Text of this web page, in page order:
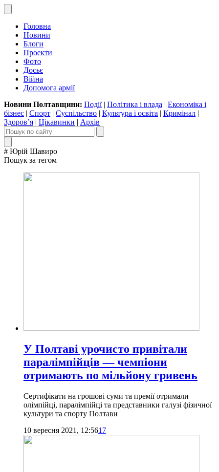
Головна
Новини
Блоги
Проекти
Фото
Досьє
Війна
Допомога армії
Новини Полтавщини: Події| Політика і влада | Економіка і
бізнес | Спорт | Суспільство | Культура і освіта | Кримінал |
Здоров’я | Цікавинки | Архів
# Юрій Шавиро
Пошук за тегом
У Полтаві урочисто привітали
паралімпійців — чемпіони
отримають по мільйону гривень
Сертифікати на грошові суми та премії отримали
олімпійці, паралімпійці та представники галузі фізичної
культури та спорту Полтави
10 вересня 2021, 12:5617